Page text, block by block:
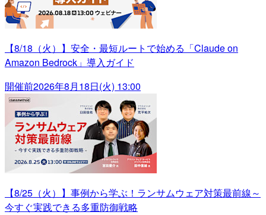
【8/18（火）】安全・最短ルートで始める「Claude on
Amazon Bedrock」導入ガイド
開催前2026年8月18日(火) 13:00
【8/25（火）】事例から学ぶ！ランサムウェア対策最前線～
今すぐ実践できる多重防御戦略